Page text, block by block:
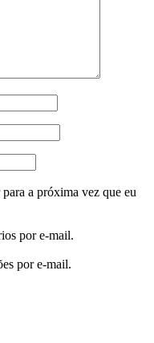
a próxima vez que eu
por e-mail.
por e-mail.